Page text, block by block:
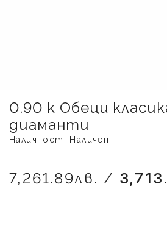
0.90 к Обеци
диаманти
Наличност: Наличен
7,261.89лв. /